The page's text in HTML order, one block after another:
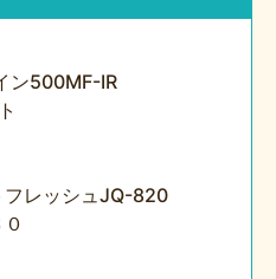
ン500MF-IR
フレッシュJQ-820